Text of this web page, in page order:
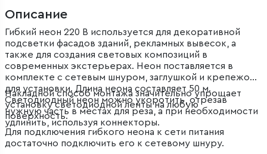
Описание
Гибкий неон 220 В используется для декоративной
подсветки фасадов зданий, рекламных вывесок, а
также для создания световых композиций в
современных экстерьерах. Неон поставляется в
комплекте с сетевым шнуром, заглушкой и крепежом
для установки. Длина неона составляет 50 м.
Светодиодный неон можно укоротить, отрезав
нужную часть в местах для реза, а при необходимости
удлинить, используя коннекторы.
Накладной способ монтажа значительно упрощает
установку светодиодной ленты на любую
поверхность.
Для подключения гибкого неона к сети питания
достаточно подключить его к сетевому шнуру.